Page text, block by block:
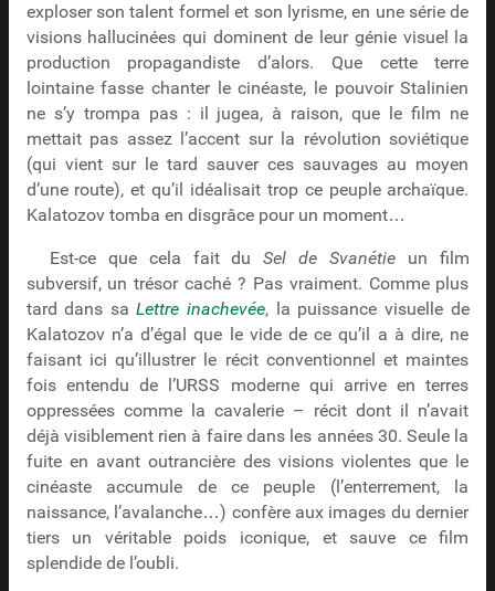
exploser son talent formel et son lyrisme, en une série de
visions hallucinées qui dominent de leur génie visuel la
production propagandiste d’alors. Que cette terre
lointaine fasse chanter le cinéaste, le pouvoir Stalinien
ne s’y trompa pas : il jugea, à raison, que le film ne
mettait pas assez l’accent sur la révolution soviétique
(qui vient sur le tard sauver ces sauvages au moyen
d’une route), et qu’il idéalisait trop ce peuple archaïque.
Kalatozov tomba en disgrâce pour un moment…
Est-ce que cela fait duSel de Svanétieun film
subversif, un trésor caché ? Pas vraiment. Comme plus
tard dans saLettre inachevée, la puissance visuelle de
Kalatozov n’a d’égal que le vide de ce qu’il a à dire, ne
faisant ici qu’illustrer le récit conventionnel et maintes
fois entendu de l’URSS moderne qui arrive en terres
oppressées comme la cavalerie – récit dont il n’avait
déjà visiblement rien à faire dans les années 30. Seule la
fuite en avant outrancière des visions violentes que le
cinéaste accumule de ce peuple (l’enterrement, la
naissance, l’avalanche…) confère aux images du dernier
tiers un véritable poids iconique, et sauve ce film
splendide de l’oubli.